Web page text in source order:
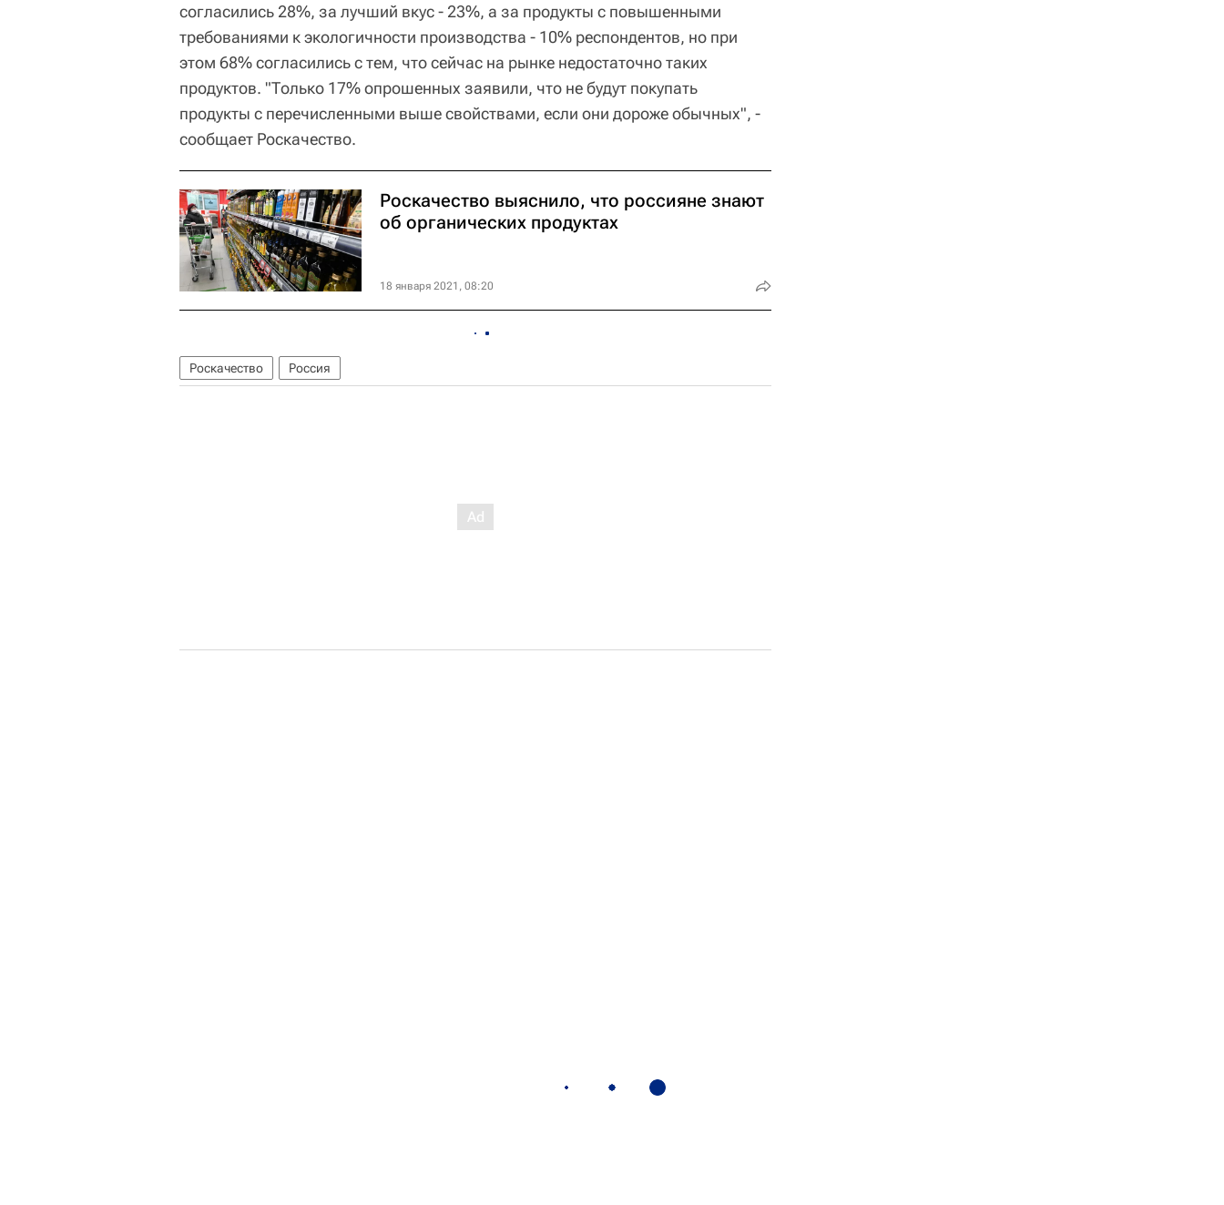
согласились 28%, за лучший вкус - 23%, а за продукты с повышенными
требованиями к экологичности производства - 10% респондентов, но при
этом 68% согласились с тем, что сейчас на рынке недостаточно таких
продуктов. "Только 17% опрошенных заявили, что не будут покупать
продукты с перечисленными выше свойствами, если они дороже обычных", -
сообщает Роскачество.
Роскачество выяснило, что россияне знают
об органических продуктах
18 января 2021, 08:20
Роскачество Россия